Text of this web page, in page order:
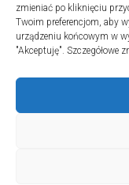
zmieniać po kliknięciu
Twoim preferencjom, aby
urządzeniu końcowym w
"Akceptuję". Szczegółowe